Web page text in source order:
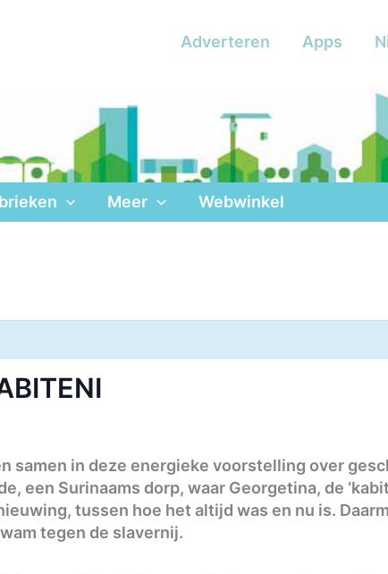
Adverteren Apps
Meer Webwinkel
samen in deze energieke voorstelling over
een Surinaams dorp, waar Georgetina, de
tussen hoe het altijd was en nu is.
tegen de slavernij.